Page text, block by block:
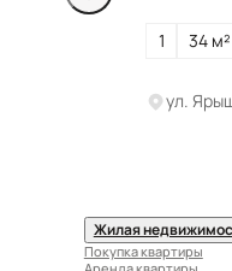
1 34 м²
ул.
Жилая
Покупка квартиры